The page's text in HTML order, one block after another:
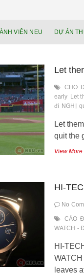
VIÊN NEU DỰ ÁN
Let
CHO
early Let
đi NGHỊ
Let
quit the
View More
HI-
No
CÁO
WATCH -
HI-
leaves